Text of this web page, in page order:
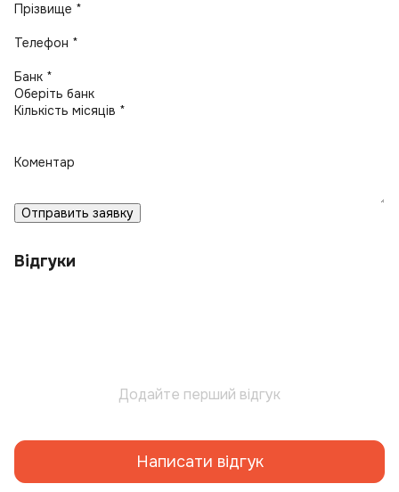
Прізвище *
Телефон *
Банк *
Кількість місяців *
Коментар
Отправить заявку
Відгуки
Додайте перший відгук
Написати відгук